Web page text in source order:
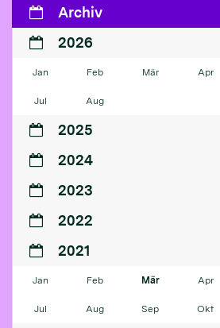
Archiv
2026
Jan Feb Mär Apr
Jul Aug
2025
2024
2023
2022
2021
Jan Feb Mär Apr
Jul Aug Sep Okt